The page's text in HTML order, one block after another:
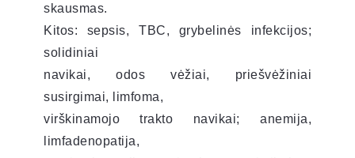
skausmas.
Kitos: sepsis, TBC, grybelinės infekcijos;
solidiniai
navikai, odos vėžiai, priešvėžiniai
susirgimai, limfoma,
virškinamojo trakto navikai; anemija,
limfadenopatija,